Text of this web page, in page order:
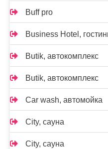
Buff pro
Business Hotel,
Butik, автокомплекс
Butik, автокомплекс
Car wash, автомойка
City, сауна
City, сауна